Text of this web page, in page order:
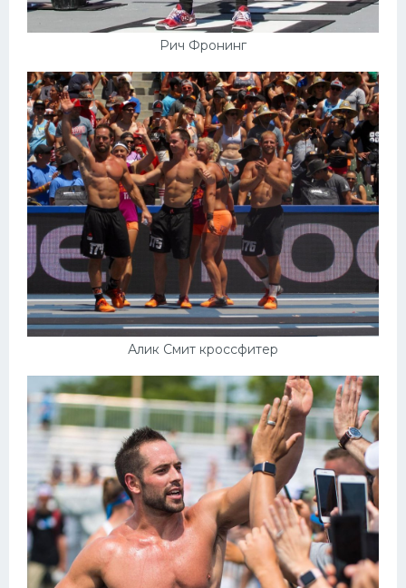
Рич Фронинг
Алик Смит кроссфитер